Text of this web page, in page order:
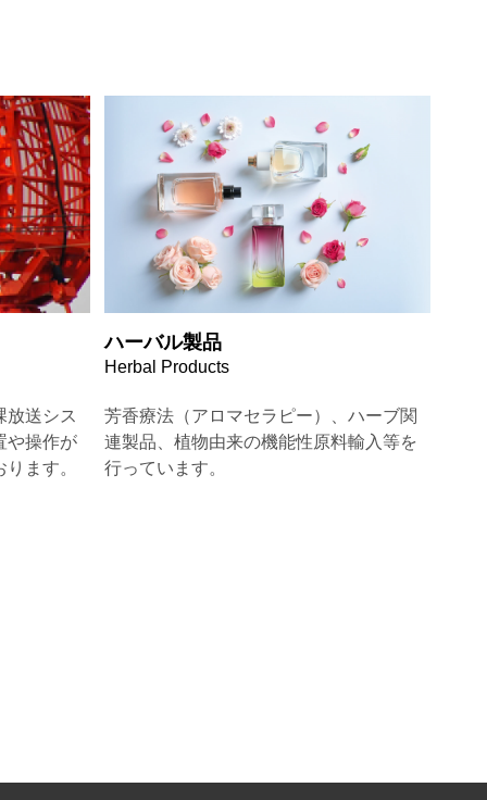
放送シス
や操作が
ます。
ハーバル製品
Herbal Products
芳香療法（アロマセラピー）、ハーブ関
連製品、植物由来の機能性原料輸入等を
行っています。